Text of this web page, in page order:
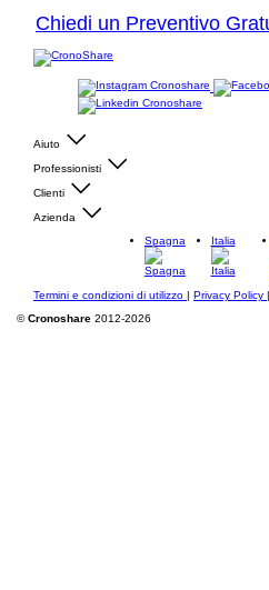
Chiedi un Preventivo
Aiuto
Professionisti
Clienti
Azienda
Spagna
Italia
Termini e condizioni di utilizzo | Privacy Policy |
©Cronoshare 2012-2026